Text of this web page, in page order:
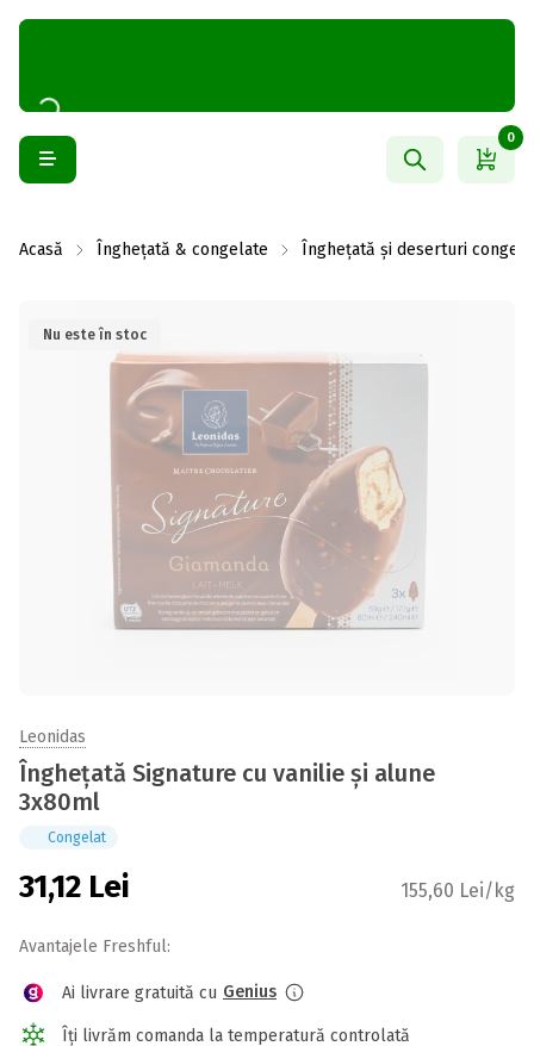
0
Acasă Înghețată & congelate Înghețată și deserturi
Nu este în stoc
Leonidas
Înghețată Signature cu vanilie și alune
3x80ml
Congelat
31,12 Lei 155,60 Lei/kg
Avantajele Freshful:
Ai livrare gratuită cu Genius
Îți livrăm comanda la temperatură controlată